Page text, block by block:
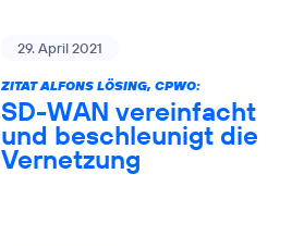
29. April 2021
ZITAT ALFONS LÖSING, CPWO:
SD-WAN vereinfacht
und beschleunigt die
Vernetzung